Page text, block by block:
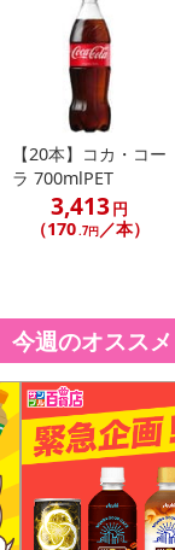
【20本】コカ・コー
ラ 700mlPET
3,413円
（170.7円／本）
今週のオススメ